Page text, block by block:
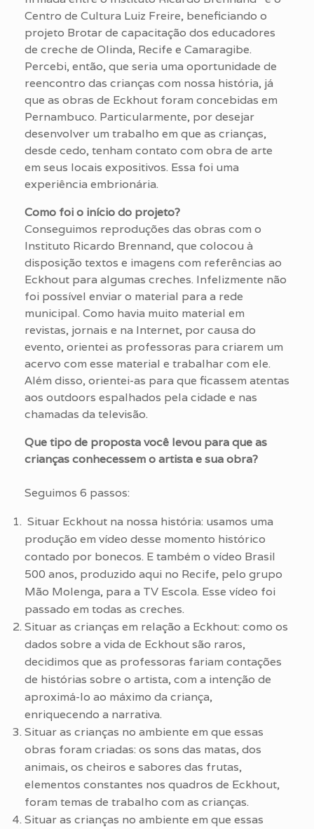
Centro de Cultura Luiz Freire, beneficiando o
projeto Brotar de capacitação dos educadores
de creche de Olinda, Recife e Camaragibe.
Percebi, então, que seria uma oportunidade de
reencontro das crianças com nossa história, já
que as obras de Eckhout foram concebidas em
Pernambuco. Particularmente, por desejar
desenvolver um trabalho em que as crianças,
desde cedo, tenham contato com obra de arte
em seus locais expositivos. Essa foi uma
experiência embrionária.
Como foi o início do projeto?
Conseguimos reproduções das obras com o
Instituto Ricardo Brennand, que colocou à
disposição textos e imagens com referências ao
Eckhout para algumas creches. Infelizmente não
foi possível enviar o material para a rede
municipal. Como havia muito material em
revistas, jornais e na Internet, por causa do
evento, orientei as professoras para criarem um
acervo com esse material e trabalhar com ele.
Além disso, orientei-as para que ficassem atentas
aos outdoors espalhados pela cidade e nas
chamadas da televisão.
Que tipo de proposta você levou para que as
crianças conhecessem o artista e sua obra?
Seguimos 6 passos:
Situar Eckhout na nossa história: usamos uma
produção em vídeo desse momento histórico
contado por bonecos. E também o vídeo Brasil
500 anos, produzido aqui no Recife, pelo grupo
Mão Molenga, para a TV Escola. Esse vídeo foi
passado em todas as creches.
Situar as crianças em relação a Eckhout: como os
dados sobre a vida de Eckhout são raros,
decidimos que as professoras fariam contações
de histórias sobre o artista, com a intenção de
aproximá-lo ao máximo da criança,
enriquecendo a narrativa.
Situar as crianças no ambiente em que essas
obras foram criadas: os sons das matas, dos
animais, os cheiros e sabores das frutas,
elementos constantes nos quadros de Eckhout,
foram temas de trabalho com as crianças.
Situar as crianças no ambiente em que essas